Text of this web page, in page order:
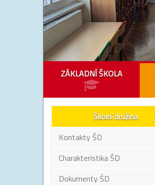
ZÁKLADNÍ ŠKOLA
Školní družina
Kontakty ŠD
Charakteristika ŠD
Dokumenty ŠD